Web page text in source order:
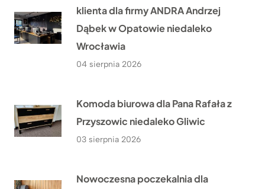
klienta dla firmy ANDRA Andrzej
Dąbek w Opatowie niedaleko
Wrocławia
04 sierpnia 2026
Komoda biurowa dla Pana Rafała z
Przyszowic niedaleko Gliwic
03 sierpnia 2026
Nowoczesna poczekalnia dla